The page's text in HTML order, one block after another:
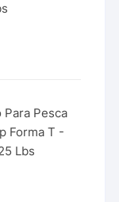
Para Pesca
Forma T -
Lbs